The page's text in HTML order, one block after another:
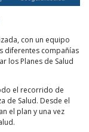
con un equipo
diferentes compañías
los Planes de Salud
el recorrido de
de Salud. Desde el
el plan y una vez